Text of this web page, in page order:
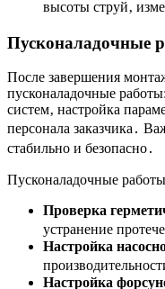
высоты струй‚
Пусконаладочные
После завершения
пусконаладочные
систем‚ настройка
персонала заказчика․
стабильно и безопасно․
Пусконаладочные
Проверка
устранение
Настройка
Настройка